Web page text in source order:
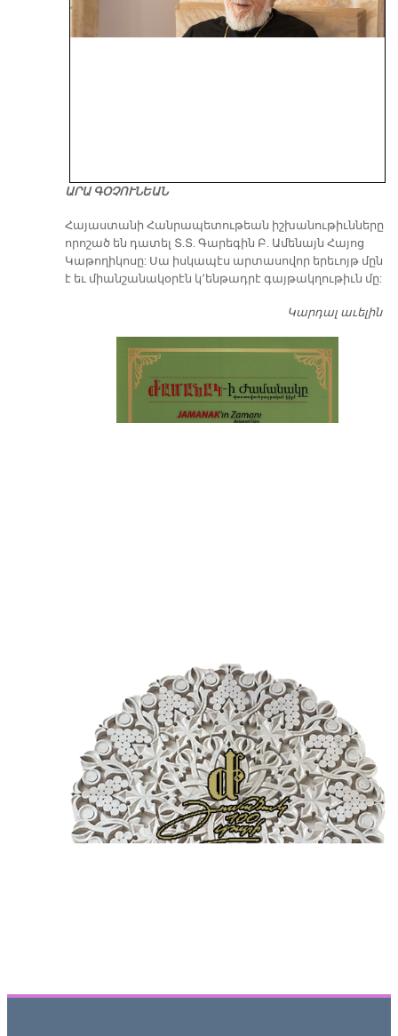
ԱՐԱ ԳՕՉՈՒՆԵԱՆ
​Հայաստանի Հանրապետութեան իշխանութիւնները
որոշած են դատել Տ.Տ. Գարեգին Բ. Ամենայն Հայոց
Կաթողիկոսը: Սա իսկապէս արտասովոր երեւոյթ մըն
է եւ միանշանակօրէն կ՚ենթադրէ գայթակղութիւն մը:
Կարդալ աւելին